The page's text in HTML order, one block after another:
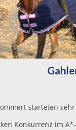
starteten
Konkurrenz im